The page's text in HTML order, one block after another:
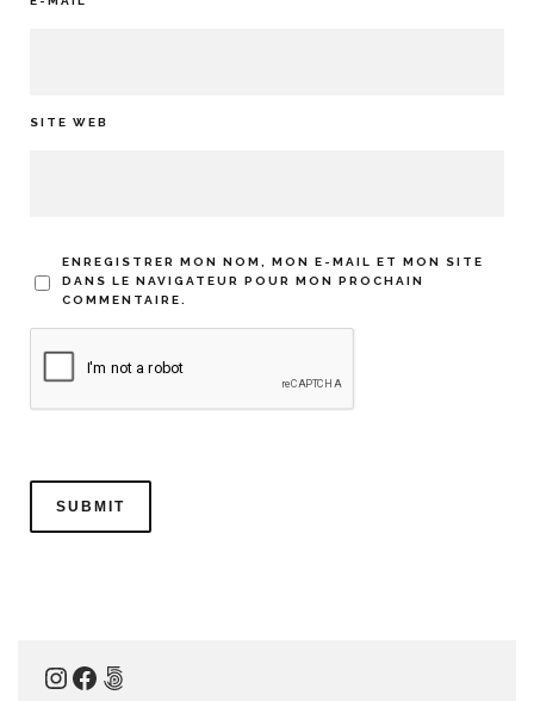
SITE WEB
ENREGISTRER MON NOM, MON E-MAIL ET MON SITE
DANS LE NAVIGATEUR POUR MON PROCHAIN
COMMENTAIRE.
Instagram
Facebook
500px